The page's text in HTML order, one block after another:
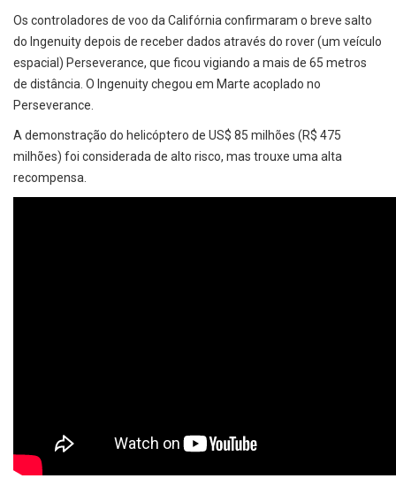
Os controladores de voo da Califórnia confirmaram o breve salto
do Ingenuity depois de receber dados através do rover (um veículo
espacial) Perseverance, que ficou vigiando a mais de 65 metros
de distância. O Ingenuity chegou em Marte acoplado no
Perseverance.
A demonstração do helicóptero de US$ 85 milhões (R$ 475
milhões) foi considerada de alto risco, mas trouxe uma alta
recompensa.